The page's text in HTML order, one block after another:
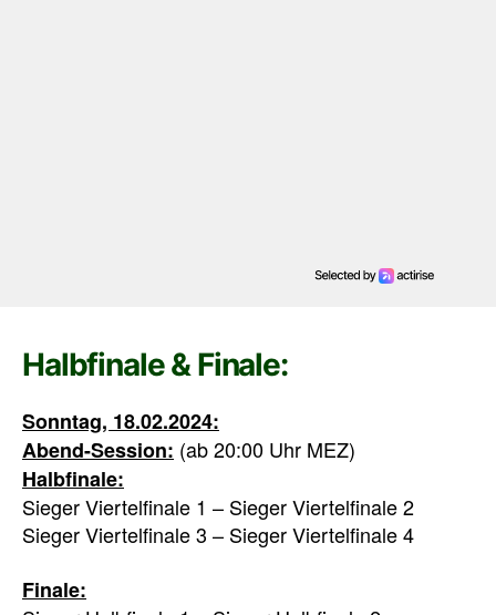
Halbfinale & Finale:
Sonntag, 18.02.2024:
Abend-Session: (ab 20:00 Uhr MEZ)
Halbfinale:
Sieger Viertelfinale 1 – Sieger Viertelfinale 2
Sieger Viertelfinale 3 – Sieger Viertelfinale 4
Finale: